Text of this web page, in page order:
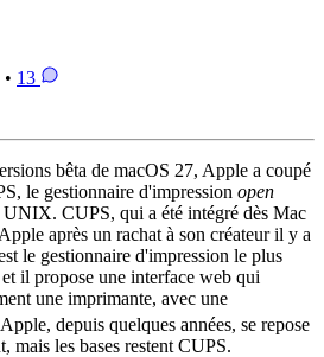
13
bêta de macOS 27, Apple a coupé
le gestionnaire d'impression open
UNIX. CUPS, qui a été intégré dès Mac
après un rachat à son créateur il y a
le gestionnaire d'impression le plus
il propose une interface web qui
une imprimante, avec une
depuis quelques années, se repose
mais les bases restent CUPS.